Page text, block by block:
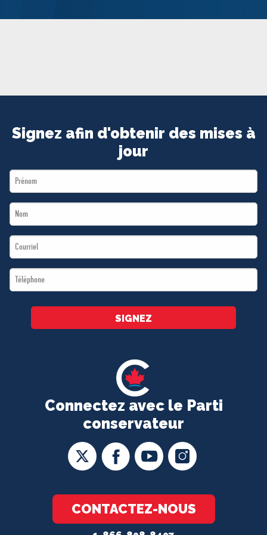
Connectez avec le Parti
conservateur
CONTACTEZ-NOUS
Signez afin d'obtenir des mises à
jour
First
Name
Last
Name
Email
*
Téléphone
*
SIGNEZ